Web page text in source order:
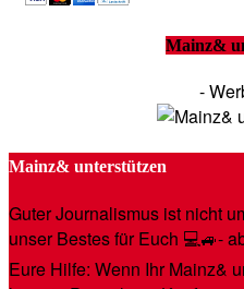
Mainz&
-
Mainz& unterstützen
Guter Journalismus ist nicht
unser Bestes für Euch 💻🚙-
Eure Hilfe: Wenn Ihr Mainz&